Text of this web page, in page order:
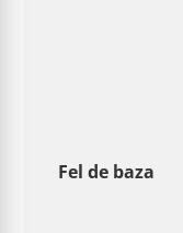
Fel de baza